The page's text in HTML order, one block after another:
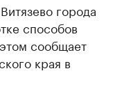
города
способов
сообщает
края в